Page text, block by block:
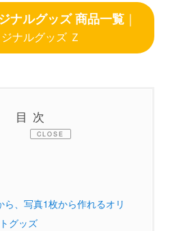
ナルグッズ 商品一覧｜
ナルグッズ Ｚ
目次
CLOSE
ら、写真1枚から作れるオリ
グッズ